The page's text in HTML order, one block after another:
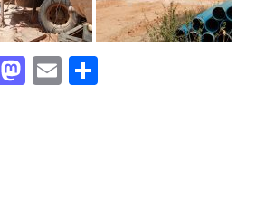
Facebook
Mastodon
Email